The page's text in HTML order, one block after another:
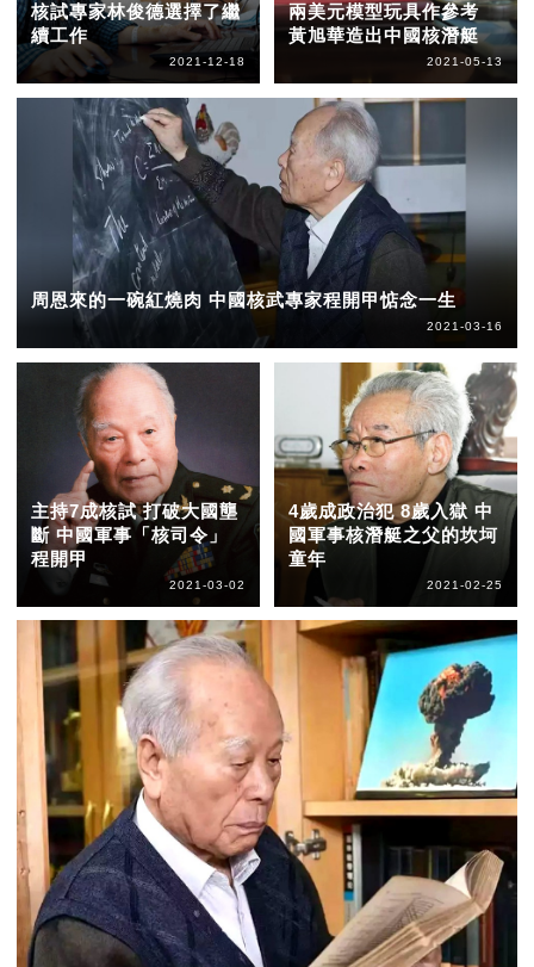
核試專家林俊德選擇了繼
續工作
2021-12-18
兩美元模型玩具作參考
黃旭華造出中國核潛艇
2021-05-13
周恩來的一碗紅燒肉 中國核武專家程開甲惦念一生
2021-03-16
主持7成核試 打破大國壟
斷 中國軍事「核司令」
程開甲
2021-03-02
4歲成政治犯 8歲入獄 中
國軍事核潛艇之父的坎坷
童年
2021-02-25